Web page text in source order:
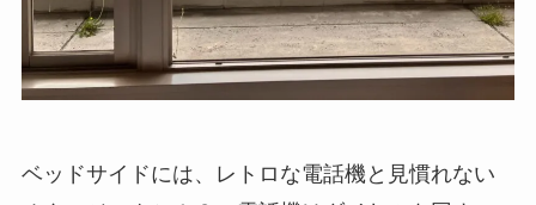
ベッドサイドには、レトロな電話機と見慣れない
ではなく、真ん中のボタンを押すとフロントに通